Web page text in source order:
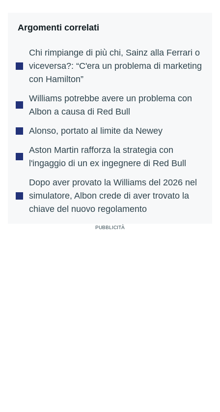
Argomenti correlati
Chi rimpiange di più chi, Sainz alla Ferrari o
viceversa?: “C'era un problema di marketing
con Hamilton”
Williams potrebbe avere un problema con
Albon a causa di Red Bull
Alonso, portato al limite da Newey
Aston Martin rafforza la strategia con
l'ingaggio di un ex ingegnere di Red Bull
Dopo aver provato la Williams del 2026 nel
simulatore, Albon crede di aver trovato la
chiave del nuovo regolamento